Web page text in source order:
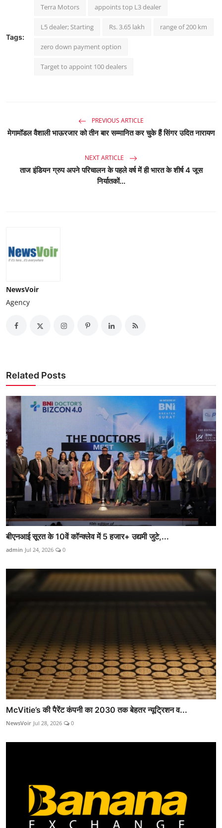
Tags:
Terra Motors appoints top L3 dealer
L5 dealer; Starting Rs. 3.65 lakh range of 200 km
zero down payment option
Target to appoint 100 dealers
PREVIOUS ARTICLE
मेगामॉडल वैशाली भाऊरजार को तीन बार सम्मानित कर चुके हैं सिंगर उदित नारायण
NEXT ARTICLE
ताज इंडियन ग्रुप अपने परिचालन के पहले वर्ष में ही भारत के शीर्ष 4 जूस
निर्यातकों...
NewsVoir
Agency
Related Posts
बीएनआई सूरत के 10वें कॉन्क्लेव में 5 हजार+ उद्यमी जुटे,...
admin Jul 24, 2026 0
McVitie’s की पैरेंट कंपनी का 2030 तक बेहतर न्यूट्रिशन व...
NewsVoir Jul 28, 2026 0